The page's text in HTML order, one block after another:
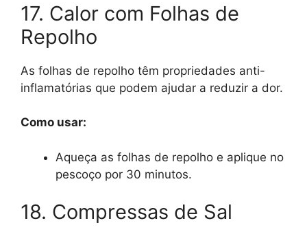
17. Calor com Folhas de
Repolho
As folhas de repolho têm propriedades anti-
inflamatórias que podem ajudar a reduzir a dor.
Como usar:
Aqueça as folhas de repolho e aplique no
pescoço por 30 minutos.
18. Compressas de Sal